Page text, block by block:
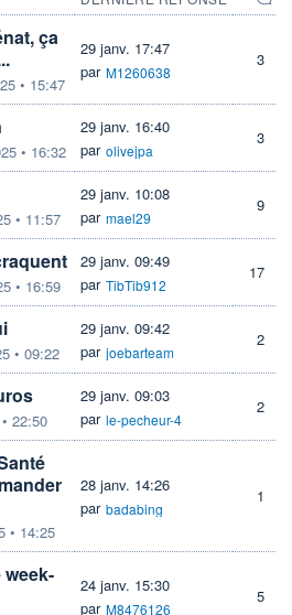
+ PORTEFEUILLE
ça
• 15:47
29 janv. 17:47
par M1260638
3
• 16:32
29 janv. 16:40
par olivejpa
3
• 11:57
29 janv. 10:08
par mael29
9
• 16:59
29 janv. 09:49
par TibTib912
17
• 09:22
29 janv. 09:42
par joebarteam
2
22:50
29 janv. 09:03
par le-pecheur-4
2
• 14:25
28 janv. 14:26
par badabing
1
24 janv. 15:30
par M8476126
5